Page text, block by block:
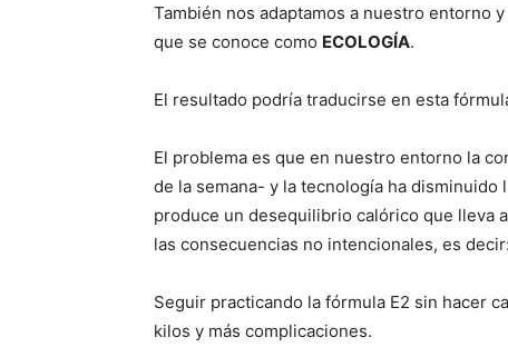
También nos adaptamos a nuestro entorno
que se conoce como ECOLOGÍA.
El resultado podría traducirse en esta
El problema es que en nuestro entorno la
de la semana- y la tecnología ha
produce un desequilibrio calórico que lleva
las consecuencias no intencionales, es
Seguir practicando la fórmula E2 sin hacer
kilos y más complicaciones.